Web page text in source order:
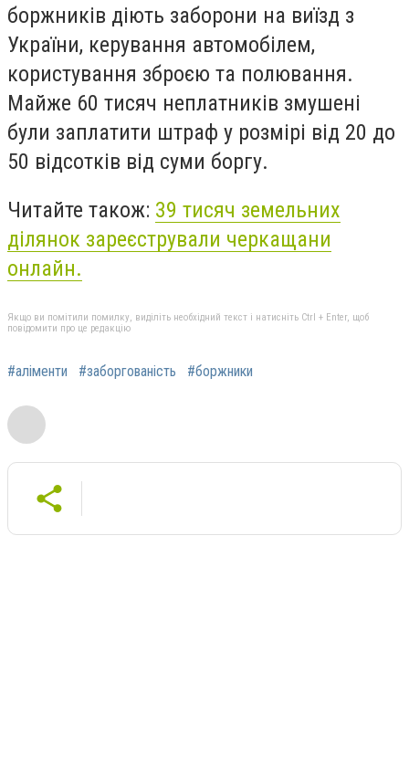
боржників діють заборони на виїзд з
України, керування автомобілем,
користування зброєю та полювання.
Майже 60 тисяч неплатників змушені
були заплатити штраф у розмірі від 20 до
50 відсотків від суми боргу.
Читайте також: 39 тисяч земельних
ділянок зареєстрували черкащани
онлайн.
Якщо ви помітили помилку, виділіть необхідний текст і натисніть Ctrl + Enter, щоб
повідомити про це редакцію
#аліменти #заборгованість #боржники